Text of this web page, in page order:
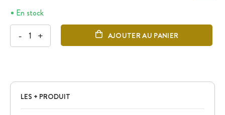
En stock
- + AJOUTER AU PANIER
LES + PRODUIT